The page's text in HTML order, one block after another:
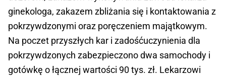
ginekologa, zakazem zbliżania się i kontaktowania z
pokrzywdzonymi oraz poręczeniem majątkowym.
Na poczet przyszłych kar i zadośćuczynienia dla
pokrzywdzonych zabezpieczono dwa samochody i
gotówkę o łącznej wartości 90 tys. zł. Lekarzowi